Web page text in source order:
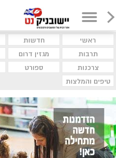
ראשי חדשות
תרבות
מגזין דרום
צרכנות
ספורט
טיפים והמלצות